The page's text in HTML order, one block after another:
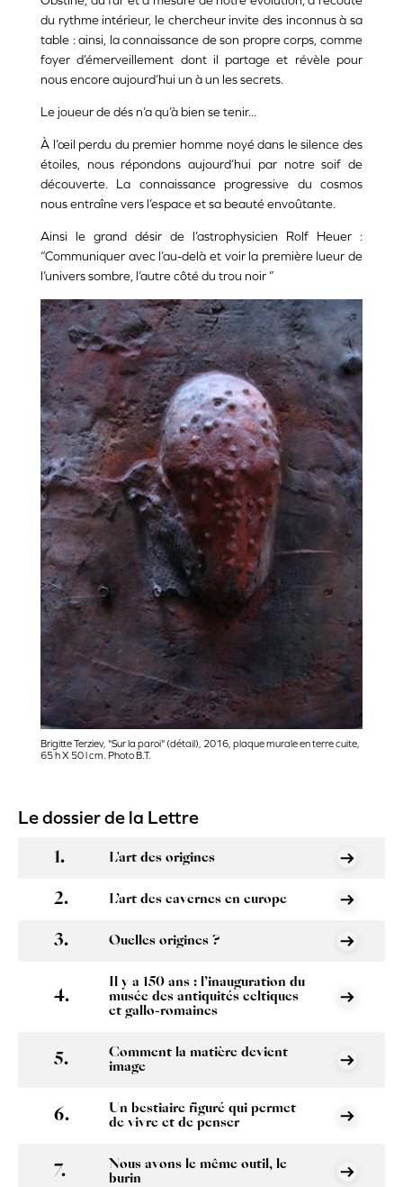
du rythme intérieur, le chercheur invite des inconnus à sa
table : ainsi, la connaissance de son propre corps, comme
foyer d’émerveillement dont il partage et révèle pour
nous encore aujourd’hui un à un les secrets.
Le joueur de dés n’a qu’à bien se tenir...
À l’œil perdu du premier homme noyé dans le silence des
étoiles, nous répondons aujourd’hui par notre soif de
découverte. La connaissance progressive du cosmos
nous entraîne vers l’espace et sa beauté envoûtante.
Ainsi le grand désir de l’astrophysicien Rolf Heuer :
“Communiquer avec l’au-delà et voir la première lueur de
l’univers sombre, l’autre côté du trou noir ”
Brigitte Terziev, "Sur la paroi" (détail), 2016, plaque murale en terre cuite,
65 h X 50 l cm. Photo B.T.
Le dossier de la Lettre
L'art des origines
L’art des cavernes en europe
Quelles origines ?
Il y a 150 ans : l’inauguration du
musée des antiquités celtiques
et gallo-romaines
Comment la matière devient
image
Un bestiaire figuré qui permet
de vivre et de penser
Nous avons le même outil, le
burin